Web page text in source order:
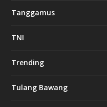
Tanggamus
TNI
Trending
Tulang Bawang